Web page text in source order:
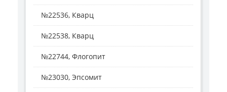
№22536, Кварц
№22538, Кварц
№22744, Флогопит
№23030, Эпсомит